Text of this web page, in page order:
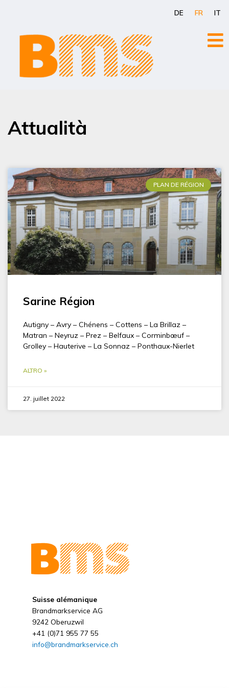
DE FR IT
Attualità
PLAN DE RÉGION
Sarine Région
Autigny – Avry – Chénens – Cottens – La Brillaz –
Matran – Neyruz – Prez – Belfaux – Corminbœuf –
Grolley – Hauterive – La Sonnaz – Ponthaux-Nierlet
ALTRO »
27. juillet 2022
Suisse alémanique
Brandmarkservice AG
9242 Oberuzwil
+41 (0)71 955 77 55
info@brandmarkservice.ch